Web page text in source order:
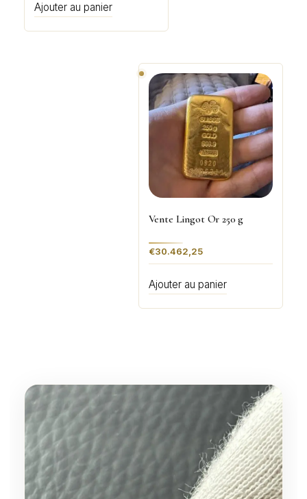
Ajouter au panier
Vente Lingot Or 250 g
€30.462,25
Ajouter au panier